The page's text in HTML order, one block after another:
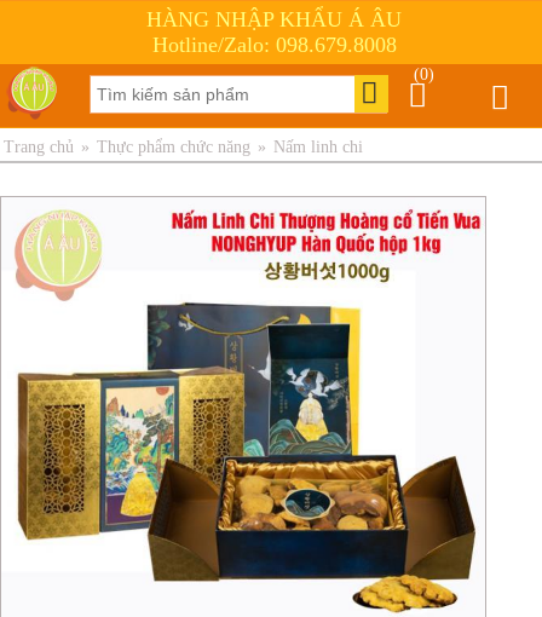
HÀNG NHẬP KHẨU Á ÂU
Hotline/Zalo: 098.679.8008
(0)
Trang chủ » Thực phẩm chức năng » Nấm linh chi